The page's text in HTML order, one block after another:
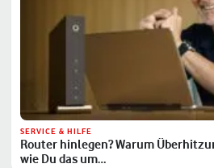
SERVICE & HILFE
Router hinlegen? Warum
wie Du das um…